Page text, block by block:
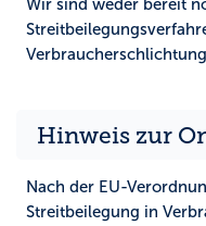
Wir sind weder bereit
Hinweis zur
Nach der EU-
Streitbeilegung in